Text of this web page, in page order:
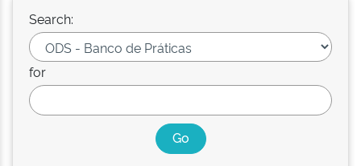
Search:
for